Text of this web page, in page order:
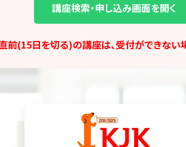
講座検索・申し込み画面を開く
前(15日を切る)の講座は、受付ができない